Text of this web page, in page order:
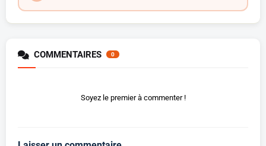
COMMENTAIRES 0
Soyez le premier à commenter !